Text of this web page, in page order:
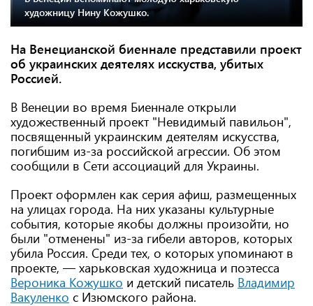
художницу Нину Кожушко.
На Венецианской биеннале представили проект
об украинских деятелях исскуства, убитых
Россией.
В Венеции во время Биеннале открыли
художественный проект "Невидимый павильон",
посвященный украинским деятелям искусства,
погибшим из-за российской агрессии. Об этом
сообщили в Сети ассоциаций для Украины.
Проект оформлен как серия афиш, размещенных
на улицах города. На них указаны культурные
события, которые якобы должны произойти, но
были "отменены" из-за гибели авторов, которых
убила Россия. Среди тех, о которых упоминают в
проекте, — харьковская художница и поэтесса
Вероника Кожушко и детский писатель Владимир
Вакуленко с Изюмского района.